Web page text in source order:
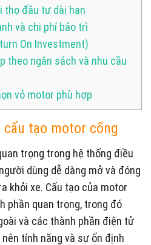
thọ đầu tư dài hạn
và chi phí bảo trì
On Investment)
theo ngân sách và nhu cầu
vỏ motor phù hợp
tạo motor cổng
trọng trong hệ thống điều
dùng dễ dàng mở và đóng
khỏi xe. Cấu tạo của motor
phần quan trọng, trong đó
và các thành phần điện tử
tính năng và sự ổn định